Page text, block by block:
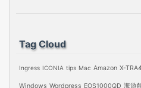
ブ
Tag Cloud
Ingress ICONIA tips Mac Amazon X-
Windows Wordpress EOS1000QD 海遊